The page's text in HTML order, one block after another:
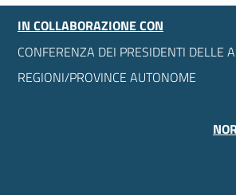
IN COLLABORAZIONE CON
CONFERENZA DEI PRESIDENTI DELLE
REGIONI/PROVINCE AUTONOME